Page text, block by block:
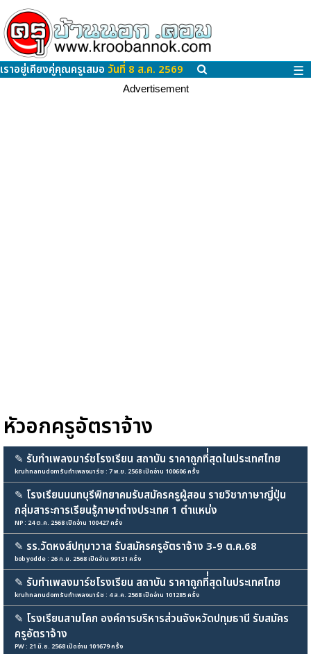
เราอยู่เคียงคู่คุณครูเสมอ วันที่ 8 ส.ค. 2569 ☰
Advertisement
หัวอกครูอัตราจ้าง
✎ รับทำเพลงมาร์ชโรงเรียน สถาบัน ราคาถูกที่่สุดในประเทศไทย
kruhnanudomรับทำเพลงมาร์ช : 7 พ.ย. 2568 เปิดอ่าน 100606 ครั้ง
✎ โรงเรียนนนทบุรีพิทยาคมรับสมัครครูผู้สอน รายวิชาภาษาญี่ปุ่น
กลุ่มสาระการเรียนรู้ภาษาต่างประเทศ 1 ตำแหน่ง
NP : 24 ต.ค. 2568 เปิดอ่าน 100427 ครั้ง
✎ รร.วัดหงส์ปทุมาวาส รับสมัครครูอัตราจ้าง 3-9 ต.ค.68
bob yodde : 26 ก.ย. 2568 เปิดอ่าน 99131 ครั้ง
✎ รับทำเพลงมาร์ชโรงเรียน สถาบัน ราคาถูกที่่สุดในประเทศไทย
kruhnanudomรับทำเพลงมาร์ช : 4 ส.ค. 2568 เปิดอ่าน 101285 ครั้ง
✎ โรงเรียนสามโคก องค์การบริหารส่วนจังหวัดปทุมธานี รับสมัคร
ครูอัตราจ้าง
PW : 21 มิ.ย. 2568 เปิดอ่าน 101679 ครั้ง